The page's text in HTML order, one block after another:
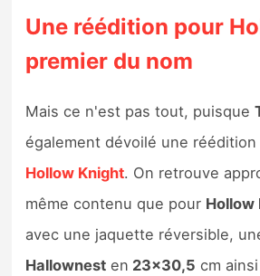
Une réédition pour
premier du nom
Mais ce n'est pas tout, puisque
également dévoilé une
Hollow Knight. On retrouve
même contenu que pour Hollow
avec une jaquette réversible,
Hallownest en 23×30,5 cm